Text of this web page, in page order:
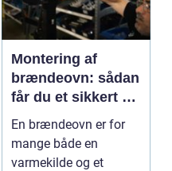
Montering af
brændeovn: sådan
får du et sikkert og
smukt resultat
En brændeovn er for
mange både en
varmekilde og et